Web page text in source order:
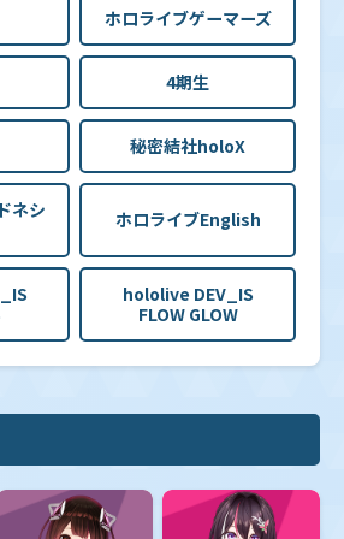
ホロライブゲーマーズ
4期生
秘密結社holoX
ネシ
ホロライブEnglish
hololive DEV_IS
FLOW GLOW